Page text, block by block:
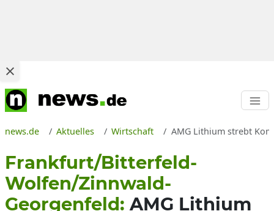
news.de Aktuelles Wirtschaft AMG Lithium strebt
Frankfurt/Bitterfeld-
Wolfen/Zinnwald-
Georgenfeld: AMG Lithium